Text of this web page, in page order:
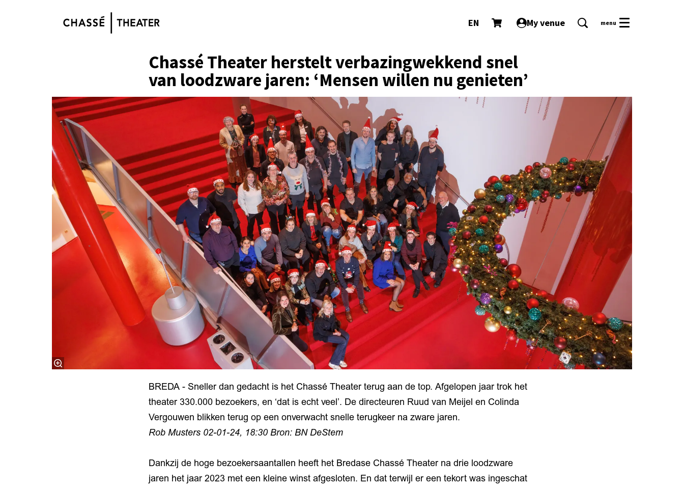
EN My venue menu
Chassé Theater herstelt verbazingwekkend snel
van loodzware jaren: ‘Mensen willen nu genieten’
BREDA - Sneller dan gedacht is het Chassé Theater terug aan de top. Afgelopen jaar trok het
theater 330.000 bezoekers, en ‘dat is echt veel’. De directeuren Ruud van Meijel en Colinda
Vergouwen blikken terug op een onverwacht snelle terugkeer na zware jaren.
Rob Musters 02-01-24, 18:30 Bron: BN DeStem
Dankzij de hoge bezoekersaantallen heeft het Bredase Chassé Theater na drie loodzware
jaren het jaar 2023 met een kleine winst afgesloten. En dat terwijl er een tekort was ingeschat